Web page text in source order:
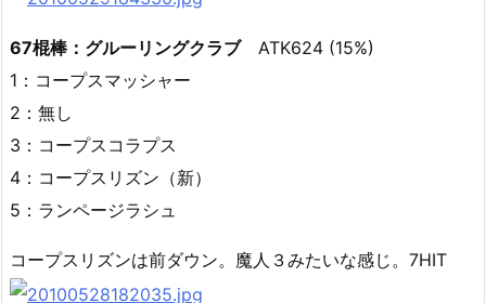
67棍棒：グルーリングクラブ ATK624 (15%)
1：コープスマッシャー
2：無し
3：コープスコラプス
4：コープスリズン（新）
5：ランページラシュ
コープスリズンは前ダウン。魔人３みたいな感じ。7HIT